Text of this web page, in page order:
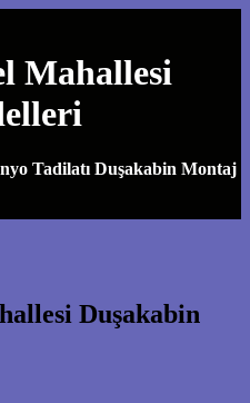
Mahallesi
Tadilatı Duşakabin Montaj
Duşakabin